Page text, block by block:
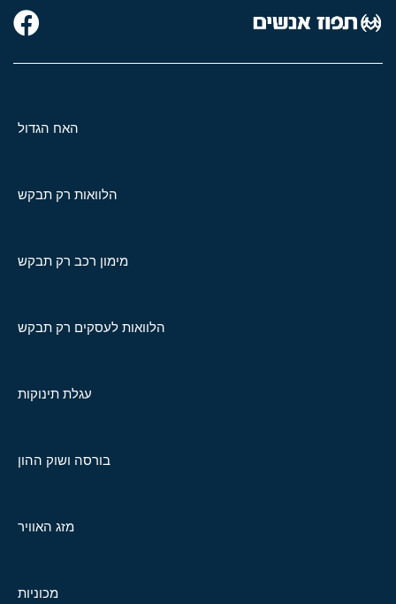
האח הגדול
הלוואות רק תבקש
מימון רכב רק תבקש
הלוואות לעסקים רק תבקש
עגלת תינוקות
בורסה ושוק ההון
מזג האוויר
מכוניות